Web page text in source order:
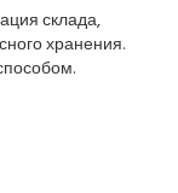
склада,
хранения.